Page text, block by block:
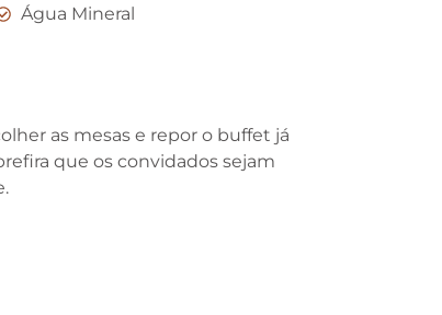
Água Mineral
as mesas e repor o buffet já
que os convidados sejam